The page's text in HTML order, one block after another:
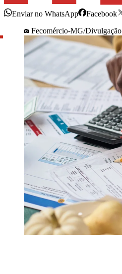
Enviar no WhatsApp Facebook
Fecomércio-MG/Divulgação